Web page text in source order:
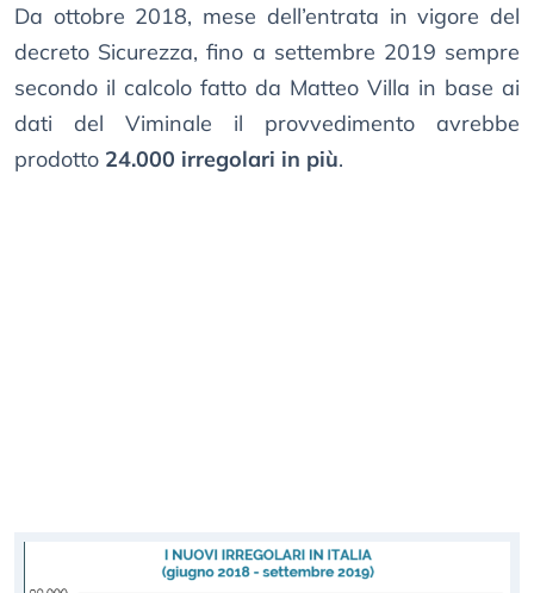
Da ottobre 2018, mese dell’entrata in vigore del
decreto Sicurezza, fino a settembre 2019 sempre
secondo il calcolo fatto da Matteo Villa in base ai
dati del Viminale il provvedimento avrebbe
prodotto 24.000 irregolari in più.